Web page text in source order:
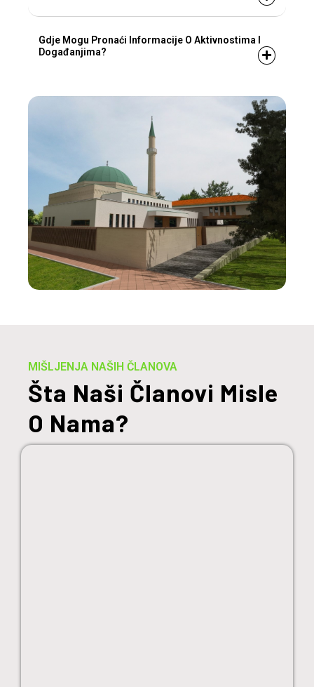
Gdje Mogu Pronaći Informacije O Aktivnostima I
Događanjima?
MIŠLJENJA NAŠIH ČLANOVA
Šta Naši Članovi Misle
O Nama?